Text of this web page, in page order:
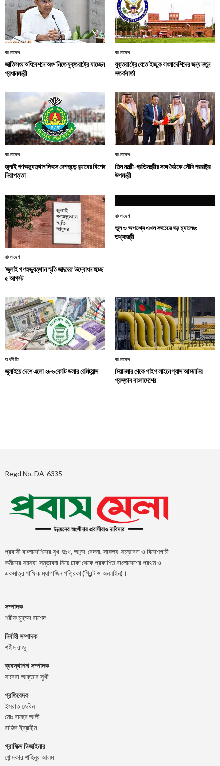
বাংলাদেশ
জাতিসংঘ অধিবেশনে অংশ নিতে যুক্তরাষ্ট্রে যাচ্ছেন
প্রধানমন্ত্রী
বাংলাদেশ
যুক্তরাষ্ট্রে যেতে ইচ্ছুক বাংলাদেশিদের জন্য নতুন
সতর্কবার্তা
বাংলাদেশ
জুলাই গণঅভ্যুত্থান দিবসে দেশজুড়ে র‌্যাবের বিশেষ
নিরাপত্তা
বাংলাদেশ
তিন মন্ত্রী-প্রতিমন্ত্রীর সঙ্গে বৈঠকে সৌদি পররাষ্ট্র
উপমন্ত্রী
বাংলাদেশ
‘জুলাই গণঅভ্যুত্থান স্মৃতি জাদুঘর’ উদ্বোধন হচ্ছে
৫ আগস্ট
বাংলাদেশ
ভুল ও অপতথ্য এখন সবচেয়ে বড় চ্যালেঞ্জ:
তথ্যমন্ত্রী
অর্থনীতি
জুলাইয়ে দেশে এলো ২৮৬ কোটি ডলার রেমিট্যান্স
বাংলাদেশ
মিয়ানমার থেকে পাইপ লাইনে গ্যাস আমদানির
প্রস্তাব বাংলাদেশের
Regd No. DA-6335
প্রবাসী বাংলাদেশিদের সুখ-দুঃখ, আনন্দ-বেদনা, সাফল্য-সম্ভাবনা ও বিদেশগামী
কর্মীদের সমস্যা-সম্ভাবনা নিয়ে ঢাকা থেকে প্রকাশিত বাংলাদেশের প্রথম ও
একমাত্র পাক্ষিক ম্যাগাজিন পত্রিকা (প্রিন্ট ও অনলাইন)।
সম্পাদক
শরীফ মুহম্মদ রাশেদ
নির্বাহী সম্পাদক
শহীদ রাজু
ব্যবস্থাপনা সম্পাদক
সাবেরা আক্তার সুখী
প্রতিবেদক
ইসরাত জেবিন
মোঃ বাছের আলী
রাজিব ইব্রাহীম
গ্রাফিক্স ডিজাইনার
খোন্দকার শাহিনুর আলম